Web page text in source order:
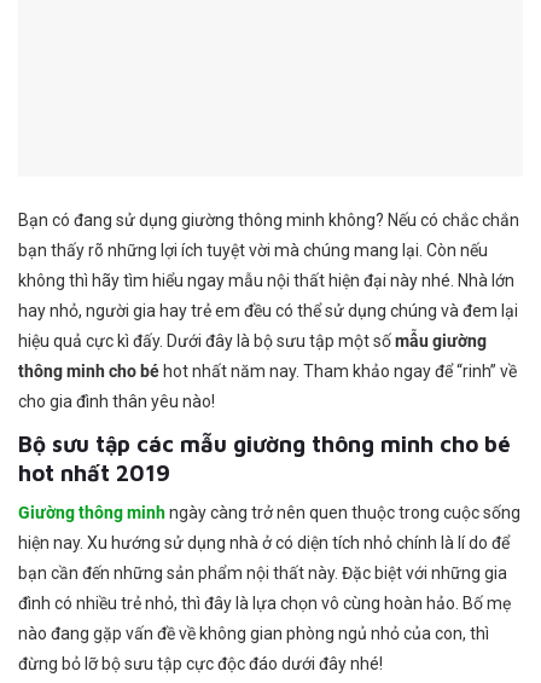
Bạn có đang sử dụng giường thông minh không? Nếu có chắc chắn
bạn thấy rõ những lợi ích tuyệt vời mà chúng mang lại. Còn nếu
không thì hãy tìm hiểu ngay mẫu nội thất hiện đại này nhé. Nhà lớn
hay nhỏ, người gia hay trẻ em đều có thể sử dụng chúng và đem lại
hiệu quả cực kì đấy. Dưới đây là bộ sưu tập một sốmẫu giường
thông minh cho béhot nhất năm nay. Tham khảo ngay để “rinh” về
cho gia đình thân yêu nào!
Bộ sưu tập các mẫu giường thông minh cho bé
hot nhất 2019
Giường thông minhngày càng trở nên quen thuộc trong cuộc sống
hiện nay. Xu hướng sử dụng nhà ở có diện tích nhỏ chính là lí do để
bạn cần đến những sản phẩm nội thất này. Đặc biệt với những gia
đình có nhiều trẻ nhỏ, thì đây là lựa chọn vô cùng hoàn hảo. Bố mẹ
nào đang gặp vấn đề về không gian phòng ngủ nhỏ của con, thì
đừng bỏ lỡ bộ sưu tập cực độc đáo dưới đây nhé!